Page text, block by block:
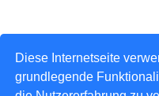
Diese Internetseite
grundlegende